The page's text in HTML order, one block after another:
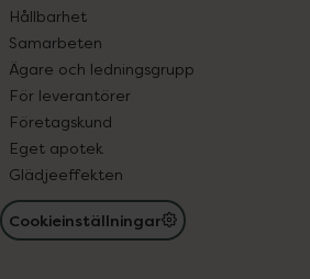
Hållbarhet
Samarbeten
Ägare och ledningsgrupp
För leverantörer
Företagskund
Eget apotek
Glädjeeffekten
Cookieinställningar